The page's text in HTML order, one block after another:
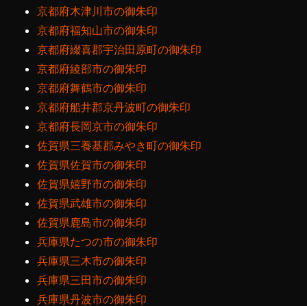
京都府木津川市の御朱印
京都府福知山市の御朱印
京都府綴喜郡宇治田原町の御朱印
京都府綾部市の御朱印
京都府舞鶴市の御朱印
京都府船井郡京丹波町の御朱印
京都府長岡京市の御朱印
佐賀県三養基郡みやき町の御朱印
佐賀県佐賀市の御朱印
佐賀県嬉野市の御朱印
佐賀県武雄市の御朱印
佐賀県鹿島市の御朱印
兵庫県たつの市の御朱印
兵庫県三木市の御朱印
兵庫県三田市の御朱印
兵庫県丹波市の御朱印